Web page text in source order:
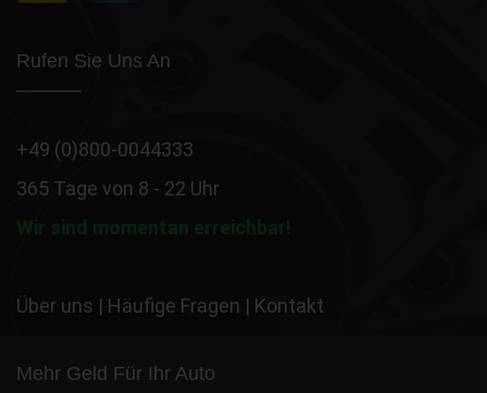
Rufen Sie Uns An
+49 (0)800-0044333
365 Tage von 8 - 22 Uhr
Wir sind momentan erreichbar!
Über uns | Häufige Fragen | Kontakt
Mehr Geld Für Ihr Auto